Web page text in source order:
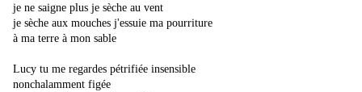
je ne saigne plus je sèche au vent
je sèche aux mouches j'essuie ma pourriture
à ma terre à mon sable
Lucy tu me regardes pétrifiée insensible
nonchalamment figée